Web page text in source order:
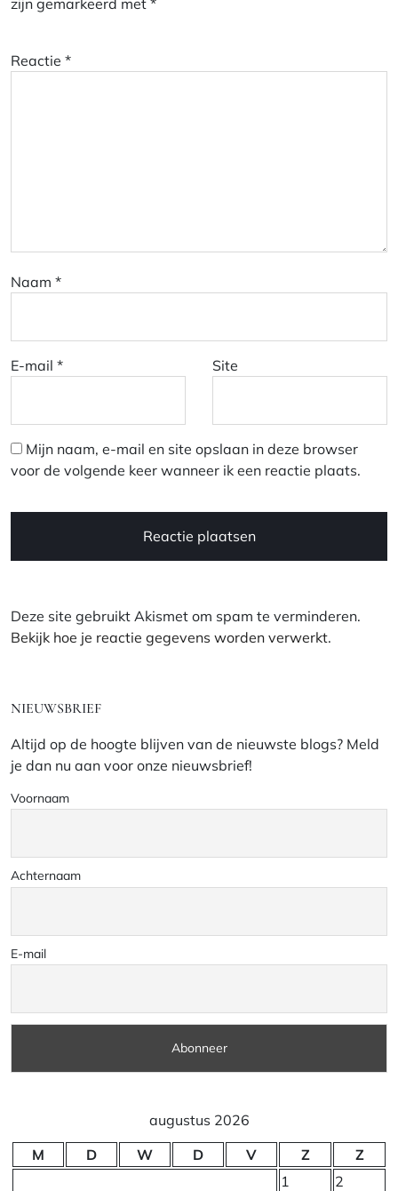
Reactie *
Naam *
E-mail * Site
Mijn naam, e-mail en site opslaan in deze browser
voor de volgende keer wanneer ik een reactie plaats.
Deze site gebruikt Akismet om spam te verminderen.
Bekijk hoe je reactie gegevens worden verwerkt.
NIEUWSBRIEF
Altijd op de hoogte blijven van de nieuwste blogs? Meld
je dan nu aan voor onze nieuwsbrief!
Voornaam
Achternaam
E-mail
augustus 2026
M
D W D V Z
Z
1
2